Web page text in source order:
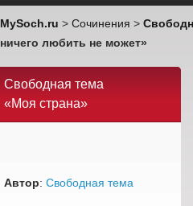
MySoch.ru > Сочинения >
ничего любить не может»
Свободная тема
«Моя страна»
Автор: Свободная тема